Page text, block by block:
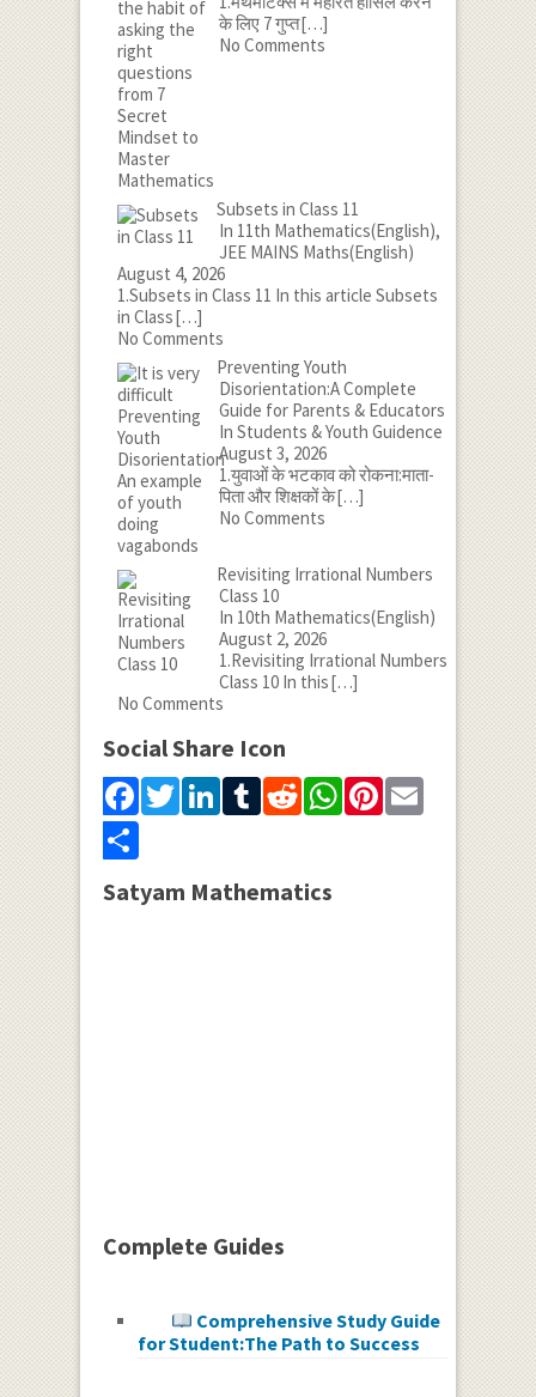
के लिए 7 गुप्त[…]
No Comments
Subsets in Class 11
In 11th Mathematics(English),
JEE MAINS Maths(English)
August 4, 2026
1.Subsets in Class 11 In this article Subsets
in Class[…]
No Comments
Preventing Youth
Disorientation:A Complete
Guide for Parents & Educators
In Students & Youth Guidence
August 3, 2026
1.युवाओं के भटकाव को रोकना:माता-
पिता और शिक्षकों के[…]
No Comments
Revisiting Irrational Numbers
Class 10
In 10th Mathematics(English)
August 2, 2026
1.Revisiting Irrational Numbers
Class 10 In this[…]
No Comments
Social Share Icon
Facebook
Twitter
LinkedIn
Tumblr
Reddit
WhatsApp
Pinterest
Email
Share
Satyam Mathematics
Complete Guides
Comprehensive Study Guide
for Student:The Path to Success